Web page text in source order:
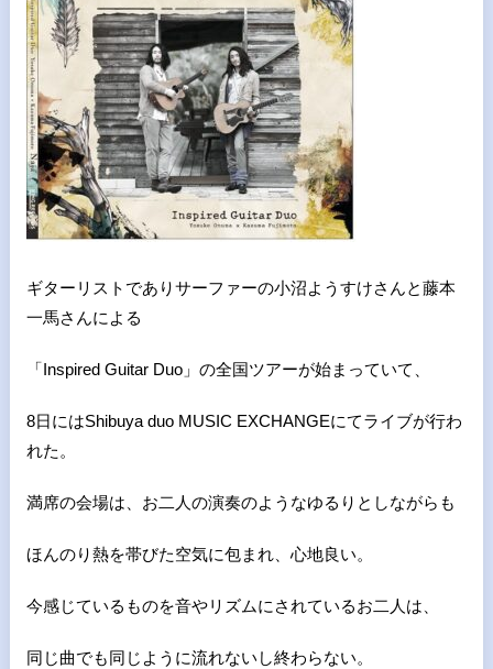
ギターリストでありサーファーの小沼ようすけさんと藤本
一馬さんによる
「Inspired Guitar Duo」の全国ツアーが始まっていて、
8日にはShibuya duo MUSIC EXCHANGEにてライブが行わ
れた。
満席の会場は、お二人の演奏のようなゆるりとしながらも
ほんのり熱を帯びた空気に包まれ、心地良い。
今感じているものを音やリズムにされているお二人は、
同じ曲でも同じように流れないし終わらない。